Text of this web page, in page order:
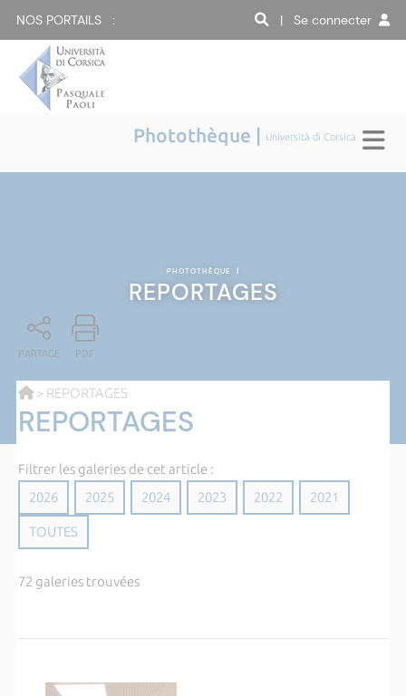
NOS PORTAILS : | Se connecter
Photothèque | Università di Corsica
PHOTOTHÈQUE |
REPORTAGES
PARTAGE PDF
> REPORTAGES
REPORTAGES
Filtrer les galeries de cet article :
2026
2025 2024 2023 2022 2021
TOUTES
72 galeries trouvées